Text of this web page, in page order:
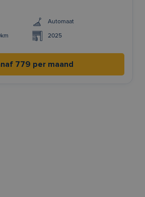
Automaat
2025
779 per maand